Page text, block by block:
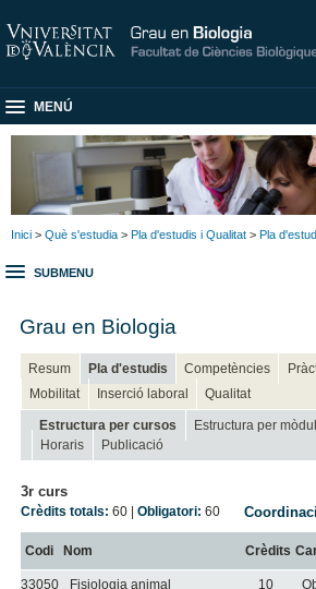
MENÚ
Inici > Què s'estudia > Pla d'estudis i Qualitat > Pla
SUBMENU
Grau en Biologia
Resum Pla d'estudis Competències
Mobilitat
Inserció laboral Qualitat
Estructura per cursos
Estructura per
Horaris
Publicació
3r curs
Crèdits totals: 60 |Obligatori: 60
Codi Nom Crèdits
33050 Fisiologia animal 10